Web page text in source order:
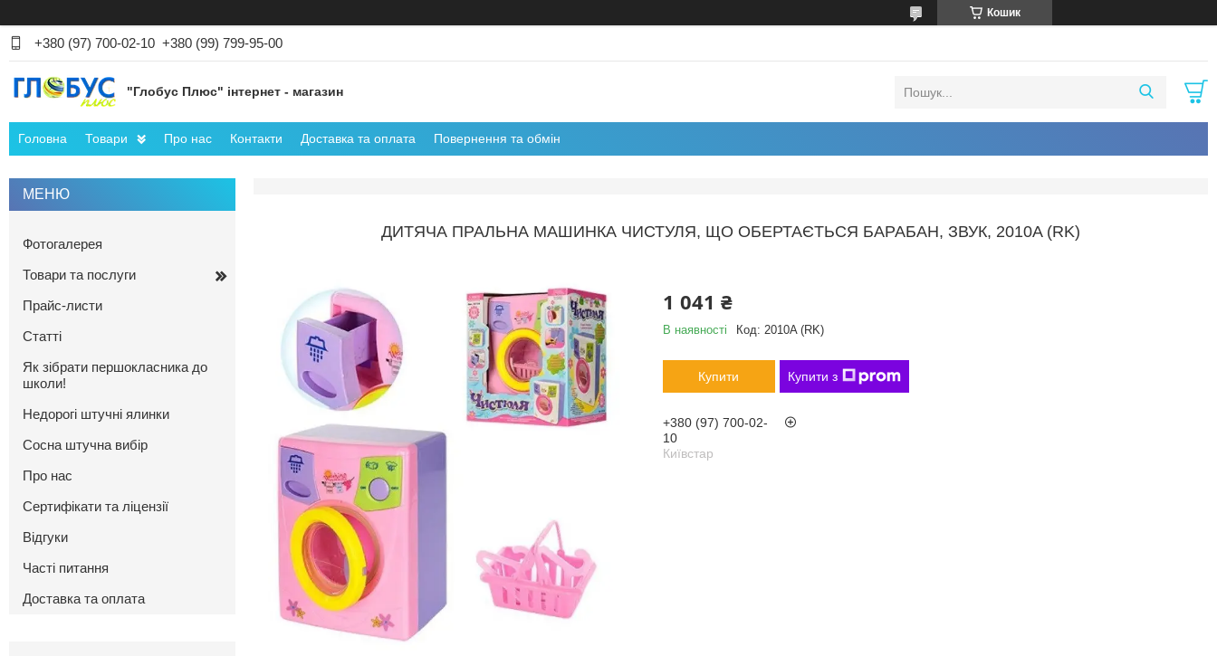
Кошик
+380 (97) 700-02-10 +380 (99) 799-95-00
"Глобус Плюс" інтернет - магазин
Головна Товари Про нас Контакти Доставка та оплата Повернення та обмін
ДИТЯЧА ПРАЛЬНА МАШИНКА ЧИСТУЛЯ, ЩО ОБЕРТАЄТЬСЯ БАРАБАН, ЗВУК, 2010A (RK)
1 041 ₴
В наявності Код: 2010A (RK)
Купити Купити з
+380 (97) 700-02-
10
Київстар
Фотогалерея
Товари та послуги
Прайс-листи
Статті
Як зібрати першокласника до
школи!
Недорогі штучні ялинки
Сосна штучна вибір
Про нас
Сертифікати та ліцензії
Відгуки
Часті питання
Доставка та оплата